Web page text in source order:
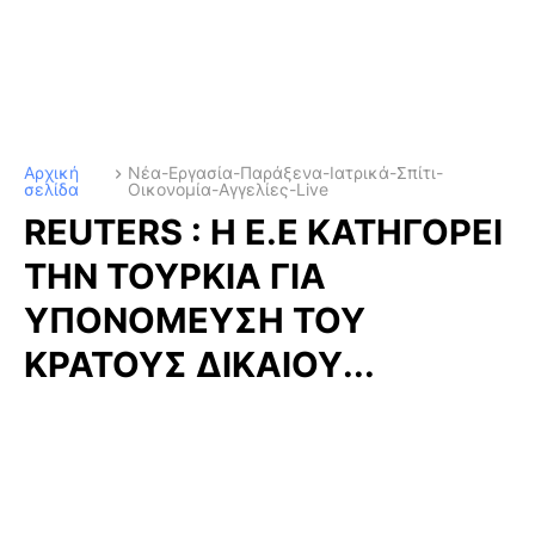
Αρχική
σελίδα
Νέα-Εργασία-Παράξενα-Ιατρικά-Σπίτι-
Οικονομία-Αγγελίες-Live
REUTERS : Η Ε.Ε ΚΑΤΗΓΟΡΕΙ
ΤΗΝ ΤΟΥΡΚΙΑ ΓΙΑ
ΥΠΟΝΟΜΕΥΣΗ ΤΟΥ
ΚΡΑΤΟΥΣ ΔΙΚΑΙΟΥ...